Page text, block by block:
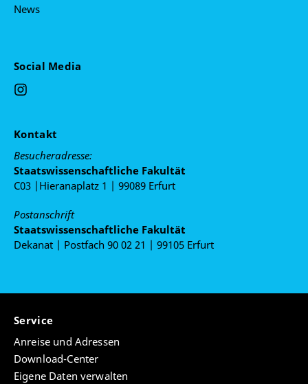
News
Social Media
Kontakt
Besucheradresse:
Staatswissenschaftliche Fakultät
C03 |Hieranaplatz 1 | 99089 Erfurt
Postanschrift
Staatswissenschaftliche Fakultät
Dekanat | Postfach 90 02 21 | 99105 Erfurt
Service
Anreise und Adressen
Download-Center
Eigene Daten verwalten